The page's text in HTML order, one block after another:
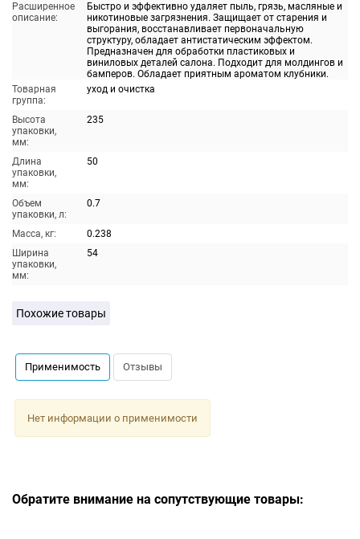
Расширенное
описание:
Быстро и эффективно удаляет пыль, грязь, масляные и
никотиновые загрязнения. Защищает от старения и
выгорания, восстанавливает первоначальную
структуру, обладает антистатическим эффектом.
Предназначен для обработки пластиковых и
виниловых деталей салона. Подходит для молдингов и
бамперов. Обладает приятным ароматом клубники.
Товарная
группа:
уход и очистка
Высота
упаковки,
мм:
235
Длина
упаковки,
мм:
50
Объем
упаковки, л:
0.7
Масса, кг:
0.238
Ширина
упаковки,
мм:
54
Похожие товары
Применимость Отзывы
Нет информации о применимости
Обратите внимание на сопутствующие товары: